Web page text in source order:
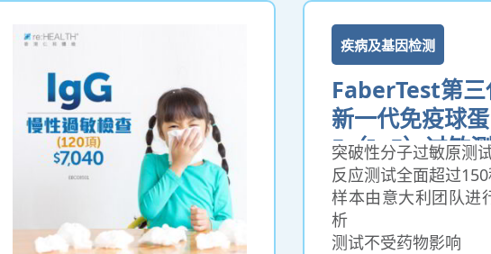
疾病及基因检测
FaberTest第
新一代免疫球
E（IgE）过敏
突破性分子过敏原测
反应测试全面超过
样本由意大利团队进
析
测试不受药物影响